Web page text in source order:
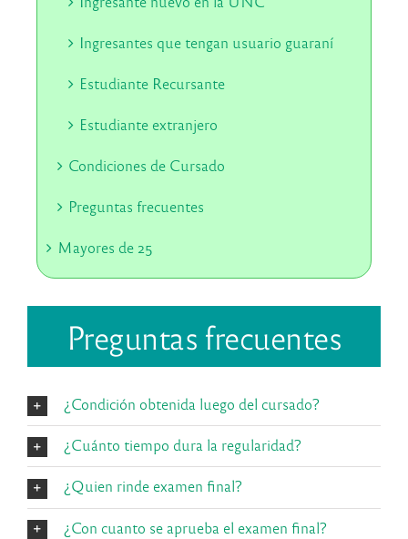
Ingresantes que tengan usuario guaraní
Estudiante Recursante
Estudiante extranjero
Condiciones de Cursado
Preguntas frecuentes
Mayores de 25
Preguntas frecuentes
¿Condición obtenida luego del cursado?
¿Cuánto tiempo dura la regularidad?
¿Quien rinde examen final?
¿Con cuanto se aprueba el examen final?